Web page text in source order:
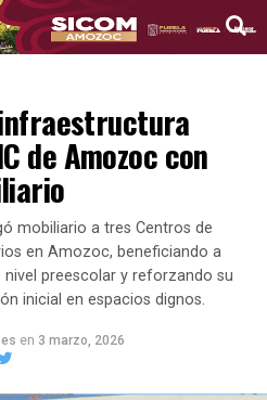
de Amozoc con
mobiliario a tres Centros de
en Amozoc, beneficiando a
preescolar y reforzando su
inicial en espacios dignos.
en 3 marzo, 2026